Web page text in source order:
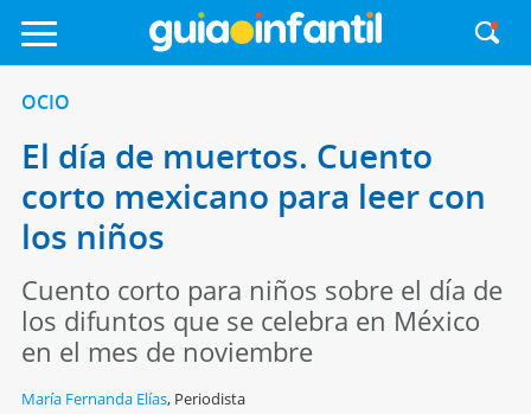
OCIO
El día de muertos. Cuento
corto mexicano para leer con
los niños
Cuento corto para niños sobre el día de
los difuntos que se celebra en México
en el mes de noviembre
María Fernanda Elías, Periodista